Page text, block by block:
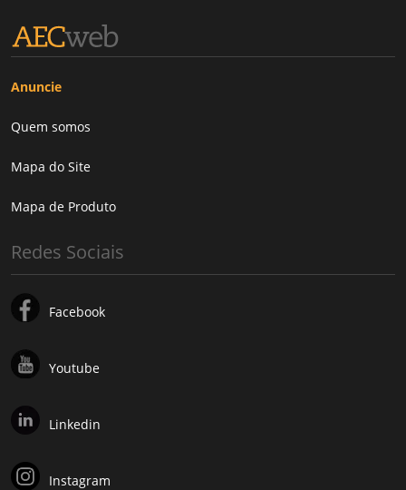
Anuncie
Quem somos
Mapa do Site
Mapa de Produto
Redes Sociais
Facebook
Youtube
Linkedin
Instagram